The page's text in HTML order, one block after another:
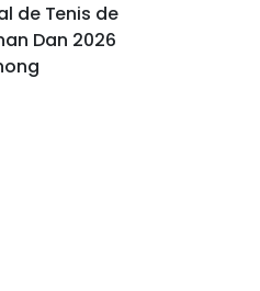
de Tenis de
Dan 2026